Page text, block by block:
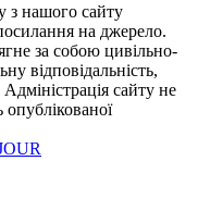
з нашого сайту
на джерело.
за собою цивільно-
відповідальність,
сайту не
опублікованої